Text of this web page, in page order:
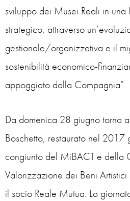
sviluppo dei Musei Reali in
strategico, attraverso
gestionale/organizzativa e il
sostenibilità economico-
appoggiato dalla Compagnia”.
Da domenica 28 giugno torna
Boschetto, restaurato nel 2017
congiunto del MiBACT e della
Valorizzazione dei Beni
il socio Reale Mutua. La